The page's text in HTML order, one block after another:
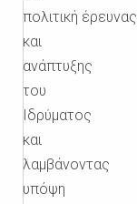
πολιτική έρευνας
και
ανάπτυξης
του
Ιδρύματος
και
λαμβάνοντας
υπόψη